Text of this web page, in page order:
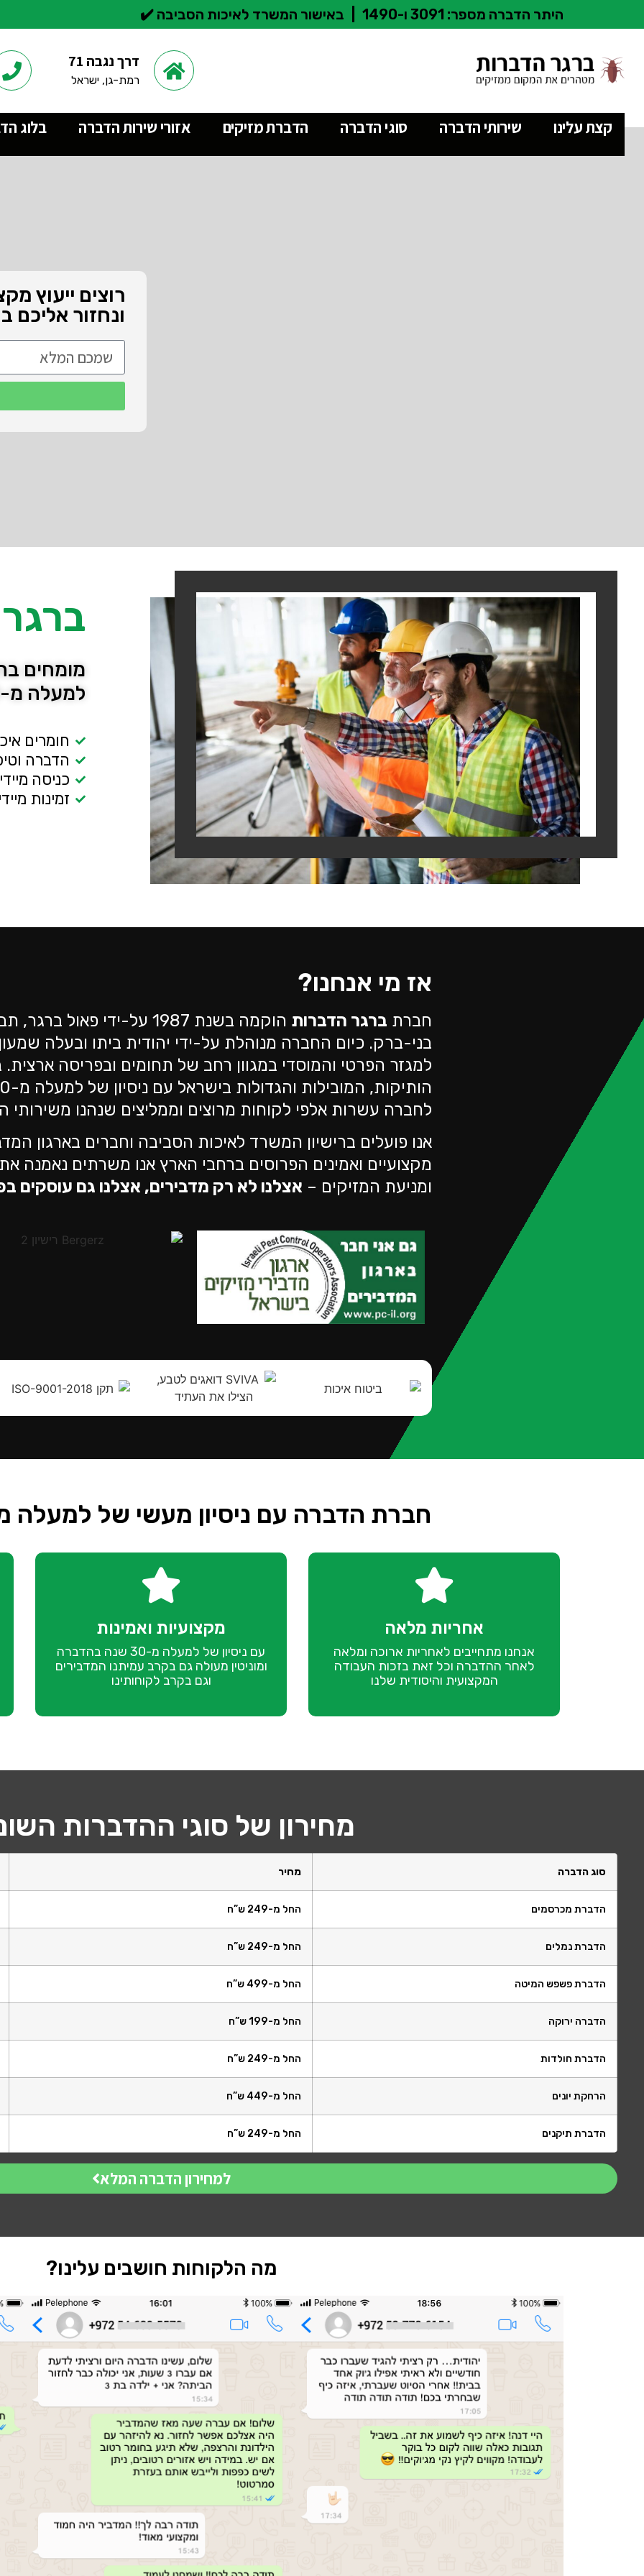
היתר הדברה מספר: 3091 ו-1490 באישור המשרד לאיכות הסביבה ✔️
דרך נגבה 71
רמת-גן, ישראל
קצת עלינו שירותי הדברה סוגי הדברה הדברת מזיקים אזורי שירות הדברה בלוג
רוצים ייעוץ
ונחזור אליכם
מומחים
למעלה מ-30 שנה!
חומרים
הדברה
כניסה
זמינות
אז מי אנחנו?
חברת ברגר הדברות
הוקמה בשנת 1987 על-ידי
בני-ברק. כיום החברה מנוהלת על-ידי יהודית ביתו ובעלה
למגזר הפרטי והמוסדי במגוון רחב של תחומים ובפריסה
הותיקות, המובילות והגדולות בישראל עם ניסיון של למעלה מ-30 שנה ב
לחברה עשרות אלפי לקוחות מרוצים וממליצים שנהנו משירותי
אנו פועלים ברישיון המשרד לאיכות הסביבה וחברים בארגון
מקצועיים ואמינים הפרוסים ברחבי הארץ אנו משרתים נאמנה
ומניעת המזיקים – אצלנו לא רק מדבירים, אצלנו גם עוסקים
חברת הדברה עם ניסיון מעשי של למעלה מ-30
אחריות מלאה
אנחנו מתחייבים לאחריות ארוכה ומלאה
לאחר ההדברה וכל זאת בזכות העבודה
המקצועית והיסודית שלנו
מקצועיות ואמינות
עם ניסיון של למעלה מ-30 שנה בהדברה
ומוניטין מעולה גם בקרב עמיתנו המדבירים
וגם בקרב לקוחותינו
מחירון של סוגי ההדברות
סוג הדברה מחיר
הדברת מכרסמים החל מ-249 ש”ח
הדברת נמלים החל מ-249 ש”ח
הדברת פשפש המיטה החל מ-499 ש”ח
הדברה ירוקה החל מ-199 ש”ח
הדברת חולדות החל מ-249 ש”ח
הרחקת יונים החל מ-449 ש”ח
הדברת תיקנים החל מ-249 ש”ח
למחירון הדברה המלא
מה הלקוחות חושבים עלינו?